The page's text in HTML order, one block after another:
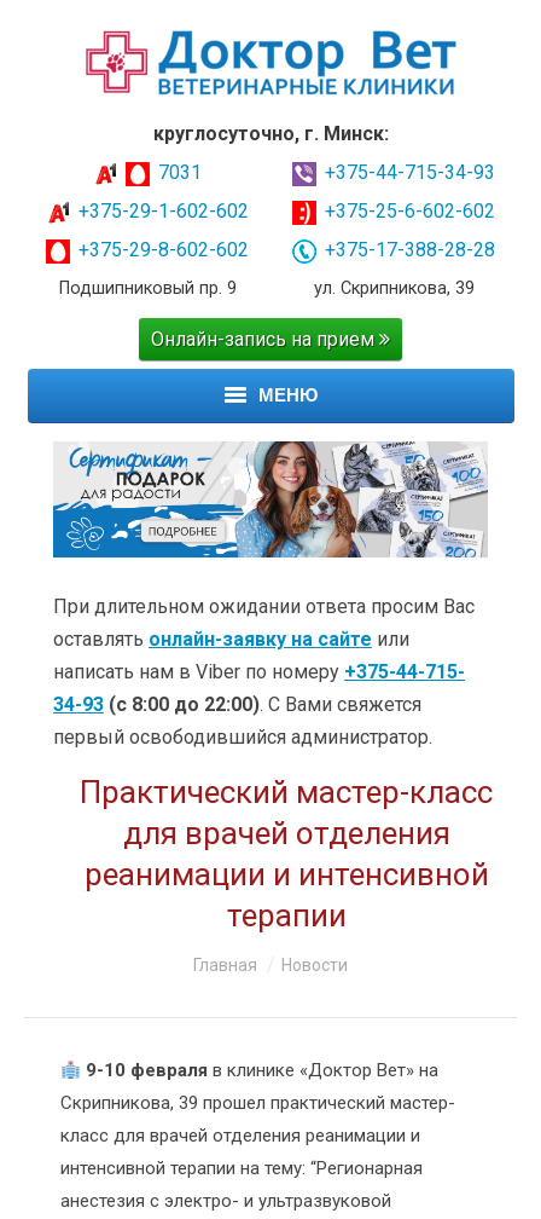
круглосуточно, г. Минск:
7031
+375-29-1-602-602
+375-29-8-602-602
Подшипниковый пр. 9
+375-44-715-34-93
+375-25-6-602-602
+375-17-388-28-28
ул. Скрипникова, 39
Онлайн-запись на прием
МЕНЮ
ГЛАВНАЯ
УСЛУГИ
ЦЕНЫ
ОБУЧЕНИЕ
О КОМПАНИИ
При длительном ожидании ответа просим Вас
оставлять онлайн-заявку на сайте или
написать нам в Viber по номеру +375-44-715-
34-93 (с 8:00 до 22:00). С Вами свяжется
первый освободившийся администратор.
Практический мастер-класс
для врачей отделения
реанимации и интенсивной
терапии
Главная Новости
9-10 февраля в клинике «Доктор Вет» на
Скрипникова, 39 прошел практический мастер-
класс для врачей отделения реанимации и
интенсивной терапии на тему: “Регионарная
анестезия с электро- и ультразвуковой